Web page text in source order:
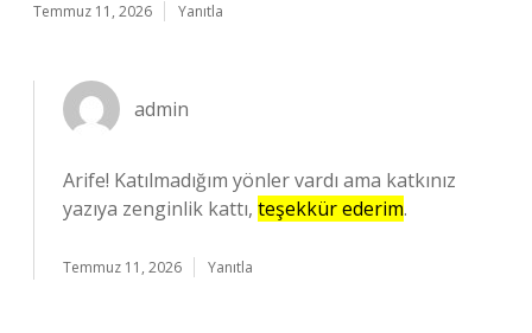
Temmuz 11, 2026 Yanıtla
admin
Arife! Katılmadığım yönler vardı ama katkınız
yazıya zenginlik kattı, teşekkür ederim.
Temmuz 11, 2026 Yanıtla